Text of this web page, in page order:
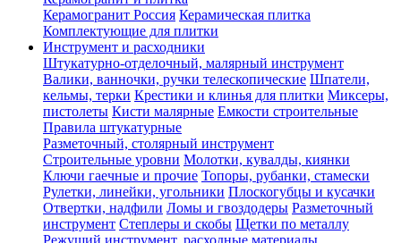
Керамогранит Россия Керамическая плитка
Комплектующие для плитки
Инструмент и расходники
Штукатурно-отделочный, малярный инструмент
Валики, ванночки, ручки телескопические Шпатели,
кельмы, терки Крестики и клинья для плитки Миксеры,
пистолеты Кисти малярные Емкости строительные
Правила штукатурные
Разметочный, столярный инструмент
Строительные уровни Молотки, кувалды, киянки
Ключи гаечные и прочие Топоры, рубанки, стамески
Рулетки, линейки, угольники Плоскогубцы и кусачки
Отвертки, надфили Ломы и гвоздодеры Разметочный
инструмент Степлеры и скобы Щетки по металлу
Режущий инструмент, расходные материалы